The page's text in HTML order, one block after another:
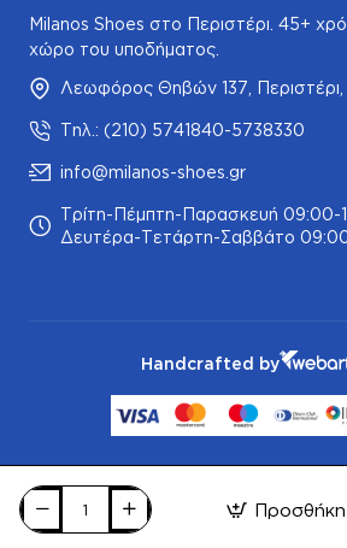
Milanos Shoes στο Περιστέρι. 45+
χώρο του υποδήματος.
Λεωφόρος Θηβών 137,
Τηλ.: (210) 5741840-5738330
info@milanos-shoes.gr
Τρίτη-Πέμπτη-Παρασκευή 09:00-
Δευτέρα-Τετάρτη-Σαββάτο
Handcrafted by